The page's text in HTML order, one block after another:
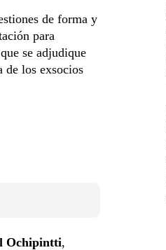
de forma y
para
se adjudique
de los exsocios
Ochipintti,